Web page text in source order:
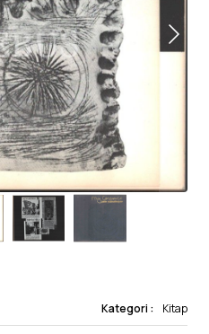
Kategori : Kitap